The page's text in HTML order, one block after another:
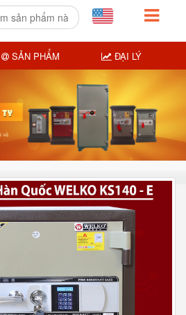
SẢN PHẨM ĐẠI LÝ